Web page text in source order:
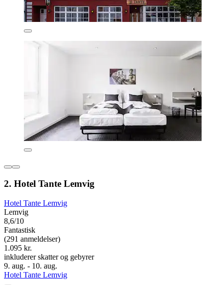
2. Hotel Tante Lemvig
Hotel Tante Lemvig
Lemvig
8,6/10
Fantastisk
(291 anmeldelser)
1.095 kr.
inkluderer skatter og gebyrer
9. aug. - 10. aug.
Hotel Tante Lemvig